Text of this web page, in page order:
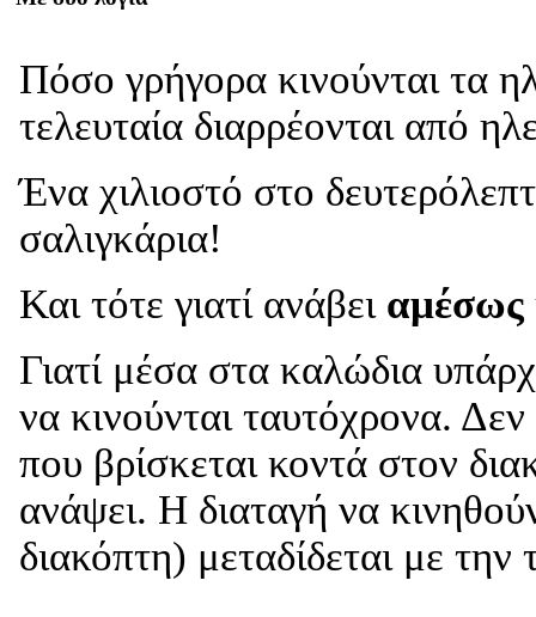
Πόσο γρήγορα κινούνται τα
τελευταία διαρρέονται από
Ένα χιλιοστό στο
σαλιγκάρια!
Και τότε γιατί ανάβει αμέσως
Γιατί μέσα στα καλώδια
να κινούνται ταυτόχρονα.
που βρίσκεται κοντά στον
ανάψει. Η διαταγή να
διακόπτη) μεταδίδεται με